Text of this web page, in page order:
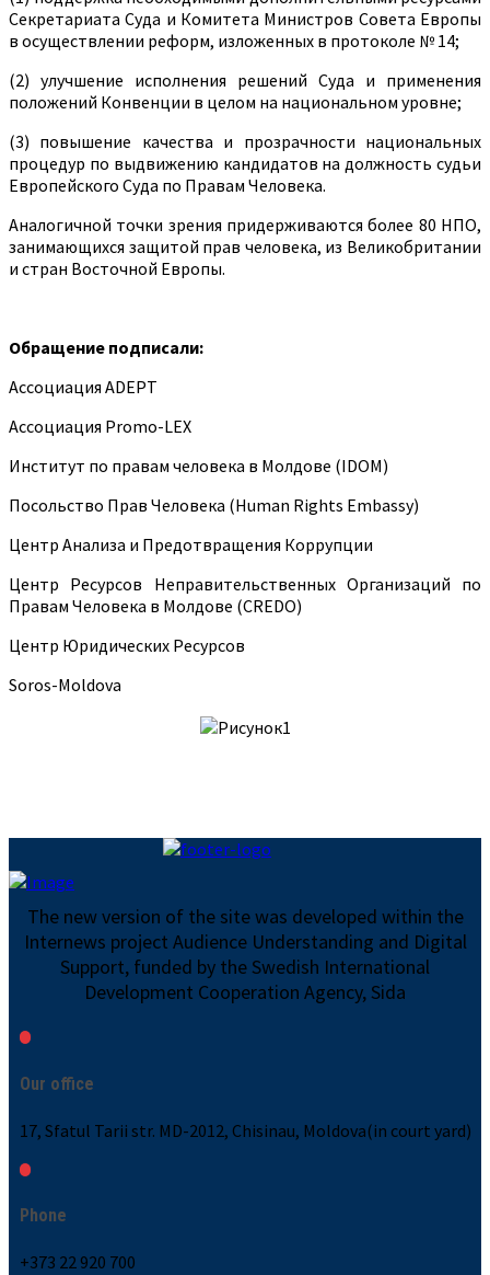
Секретариата Суда и Комитета Министров Совета Европы
в осуществлении реформ, изложенных в протоколе № 14;
(2) улучшение исполнения решений Суда и применения
положений Конвенции в целом на национальном уровне;
(3) повышение качества и прозрачности национальных
процедур по выдвижению кандидатов на должность судьи
Европейского Суда по Правам Человека.
Аналогичной точки зрения придерживаются более 80 НПО,
занимающихся защитой прав человека, из Великобритании
и стран Восточной Европы.
Обращение подписали:
Ассоциация ADEPT
Ассоциация Promo-LEX
Институт по правам человека в Молдове (IDOM)
Посольство Прав Человека (Human Rights Embassy)
Центр Анализа и Предотвращения Коррупции
Центр Ресурсов Неправительственных Организаций по
Правам Человека в Молдове (CREDO)
Центр Юридических Ресурсов
Soros-Moldova
The new version of the site was developed within the
Internews project Audience Understanding and Digital
Support, funded by the Swedish International
Development Cooperation Agency, Sida
Our office
17, Sfatul Tarii str. MD-2012, Chisinau, Moldova(in court yard)
Phone
+373 22 920 700